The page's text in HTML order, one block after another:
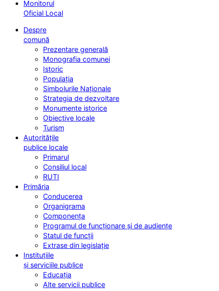
Monitorul
Oficial Local
Despre
comună
Prezentare generală
Monografia comunei
Istoric
Populația
Simbolurile Naționale
Strategia de dezvoltare
Monumente istorice
Obiective locale
Turism
Autoritățile
publice locale
Primarul
Consiliul local
RUTI
Primăria
Conducerea
Organigrama
Componența
Programul de funcționare și de audiențe
Statul de funcții
Extrase din legislație
Instituțiile
și serviciile publice
Educația
Alte servicii publice